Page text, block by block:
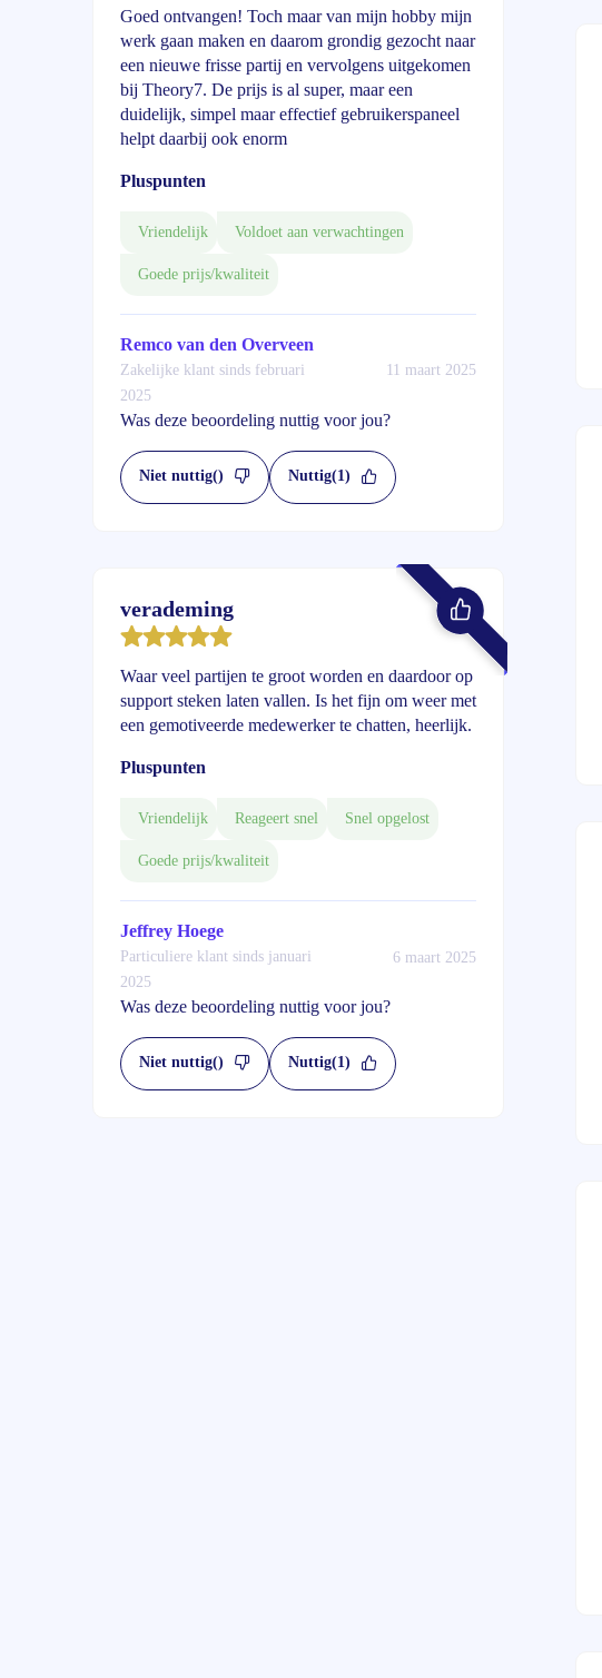
Goed ontvangen! Toch maar van mijn hobby mijn
werk gaan maken en daarom grondig gezocht naar
een nieuwe frisse partij en vervolgens uitgekomen
bij Theory7. De prijs is al super, maar een
duidelijk, simpel maar effectief gebruikerspaneel
helpt daarbij ook enorm
Pluspunten
Vriendelijk Voldoet aan verwachtingen
Goede prijs/kwaliteit
Remco van den Overveen
Zakelijke klant sinds februari
2025
11 maart 2025
Was deze beoordeling nuttig voor jou?
Niet nuttig() Nuttig(1)
verademing
Waar veel partijen te groot worden en daardoor op
support steken laten vallen. Is het fijn om weer met
een gemotiveerde medewerker te chatten, heerlijk.
Pluspunten
Vriendelijk Reageert snel Snel opgelost
Goede prijs/kwaliteit
Jeffrey Hoege
Particuliere klant sinds januari
2025
6 maart 2025
Was deze beoordeling nuttig voor jou?
Niet nuttig() Nuttig(1)